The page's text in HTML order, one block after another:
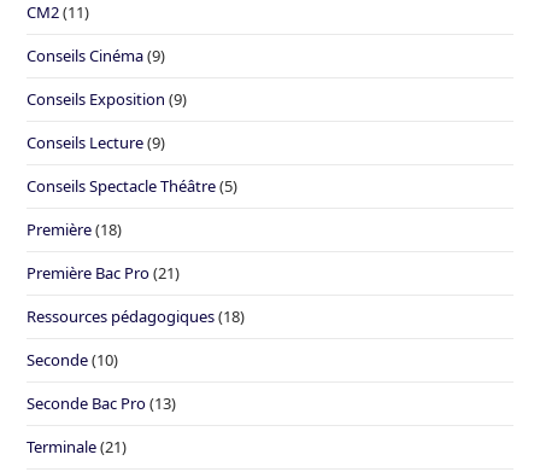
CM2(11)
Conseils Cinéma(9)
Conseils Exposition (9)
Conseils Lecture(9)
Conseils Spectacle Théâtre(5)
Première(18)
Première Bac Pro(21)
Ressources pédagogiques(18)
Seconde(10)
Seconde Bac Pro(13)
Terminale(21)